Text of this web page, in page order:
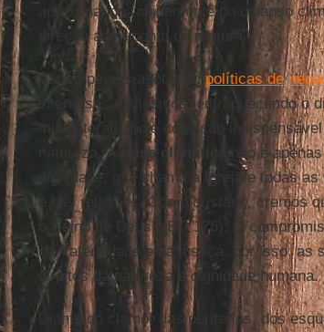
aproximando rapidamente do colapso
direção a um ponto de ruptura.
Vários países adotaram políticas de
interesses exclusivos, enfraquecendo o
multilaterais, hoje condição
natureza. A
crise climática
não é
dignidade, que chama a Igreja e todas
e das relações. Como cristãos, cremos
o Reino de Deus” (EG 176). O
da fraternidade e da justiça; por isso, as
direitos da natureza e dignidade humana.
Diante do clamor das periferias, dos